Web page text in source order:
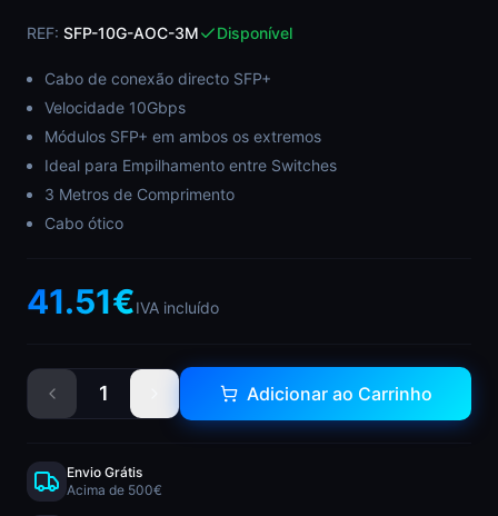
REF: SFP-10G-AOC-3M Disponível
Cabo de conexão directo SFP+
Velocidade 10Gbps
Módulos SFP+ em ambos os extremos
Ideal para Empilhamento entre Switches
3 Metros de Comprimento
Cabo ótico
41.51€IVA incluído
1 Adicionar ao Carrinho
Envio Grátis
Acima de 500€